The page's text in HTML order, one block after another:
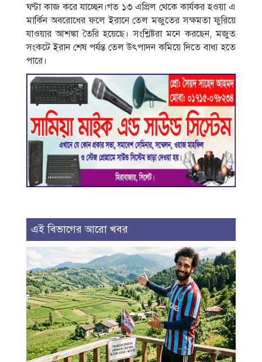
ঘণ্টা কাজ করে যাচ্ছেন।গত ১৩ এপ্রিল থেকে কার্যকর হওয়া এ
মার্কিন অবরোধের ফলে ইরানে তেল মজুতের সক্ষমতা ফুরিয়ে
যাওয়ার আশঙ্কা তৈরি হয়েছে। সংশ্লিষ্টরা মনে করছেন, মজুত
সংকটে ইরান শেষ পর্যন্ত তেল উৎপাদন কমিয়ে দিতে বাধ্য হতে
পারে।
এই বিভাগের আরো খবর